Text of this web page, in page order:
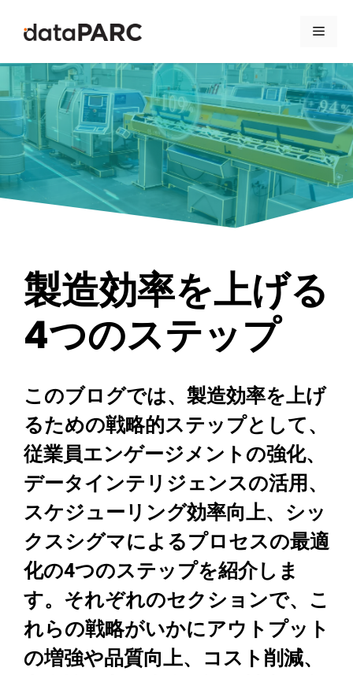
メニ
製造効率を上げる
4つのステップ
このブログでは、製造効率を上げ
るための戦略的ステップとして、
従業員エンゲージメントの強化、
データインテリジェンスの活用、
スケジューリング効率向上、シッ
クスシグマによるプロセスの最適
化の4つのステップを紹介しま
す。それぞれのセクションで、こ
れらの戦略がいかにアウトプット
の増強や品質向上、コスト削減、